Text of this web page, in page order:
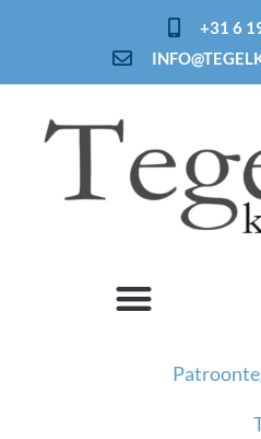
+31 6